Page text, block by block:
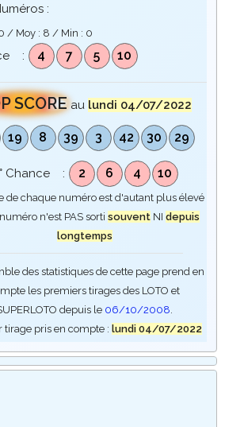
:
/ Moy : 8 / Min : 0
: 4 7 5 10
SCORE au lundi 04/07/2022
19 8 39 3 42 30 29
Chance : 2 6 4 10
de chaque numéro est d'autant plus élevé
n'est PAS sortisouvent NIdepuis
longtemps
des statistiques de cette page prend en
les premiers tirages des LOTO et
depuis le 06/10/2008.
tirage pris en compte :lundi 04/07/2022